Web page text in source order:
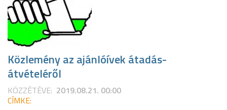
Közlemény az ajánlóívek átadás-
átvételéről
KÖZZÉTÉVE: 2019.08.21. 00:00
CÍMKE: